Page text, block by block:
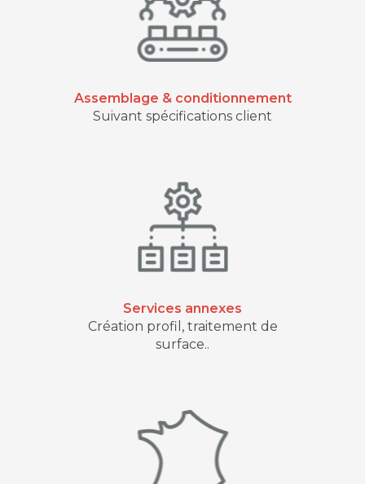
Assemblage & conditionnement
Suivant spécifications client
Services annexes
Création profil, traitement de
surface..